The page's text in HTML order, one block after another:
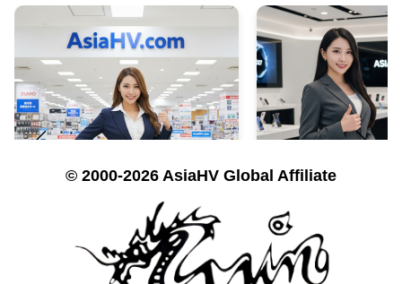
© 2000-2026 AsiaHV Global Affiliate